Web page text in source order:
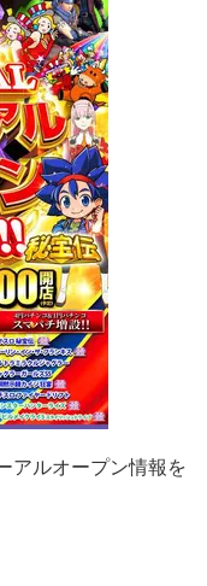
アルオープン情報を